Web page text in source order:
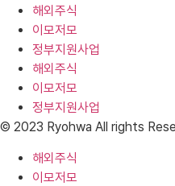
해외주식
이모저모
정부지원사업
해외주식
이모저모
정부지원사업
© 2023 Ryohwa All rights
해외주식
이모저모